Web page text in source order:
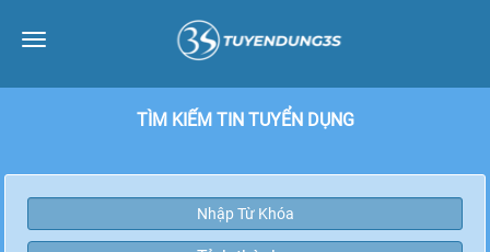
Toggle
TÌM KIẾM TIN TUYỂN DỤNG